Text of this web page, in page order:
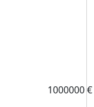
1000000 €